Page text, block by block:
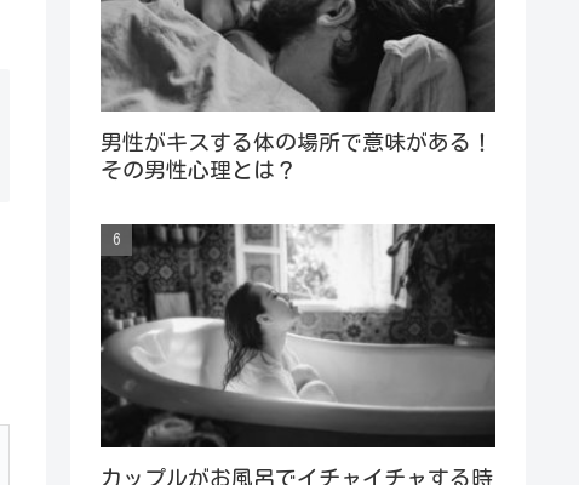
男性がキスする体の場所で意味がある！
その男性心理とは？
カップルがお風呂でイチャイチャする時